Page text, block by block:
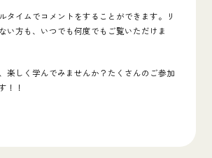
タイムでコメントをすることができます。リ
い方も、いつでも何度でもご覧いただけま
楽しく学んでみませんか？たくさんのご参加
！！